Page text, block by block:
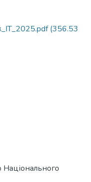
(356.53